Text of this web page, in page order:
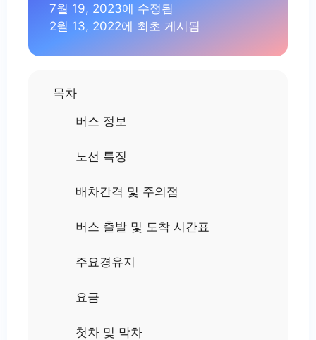
7월 19, 2023에 수정됨
2월 13, 2022에 최초 게시됨
목차
버스 정보
노선 특징
배차간격 및 주의점
버스 출발 및 도착 시간표
주요경유지
요금
첫차 및 막차